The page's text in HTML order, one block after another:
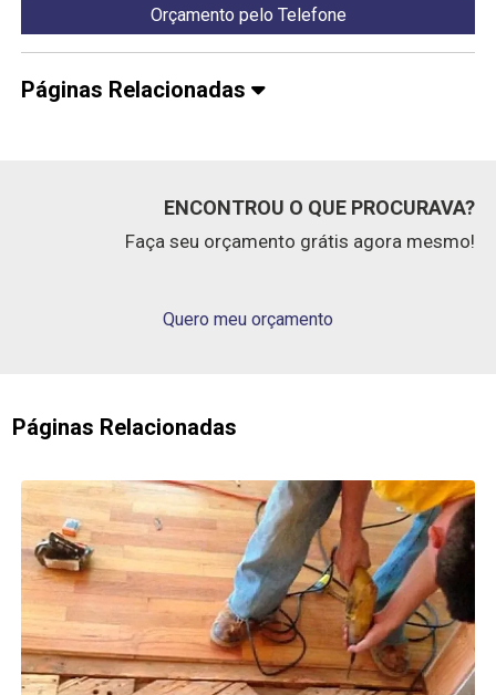
Orçamento pelo Telefone
Páginas Relacionadas
ENCONTROU O QUE PROCURAVA?
Faça seu orçamento grátis agora mesmo!
Quero meu orçamento
Páginas Relacionadas